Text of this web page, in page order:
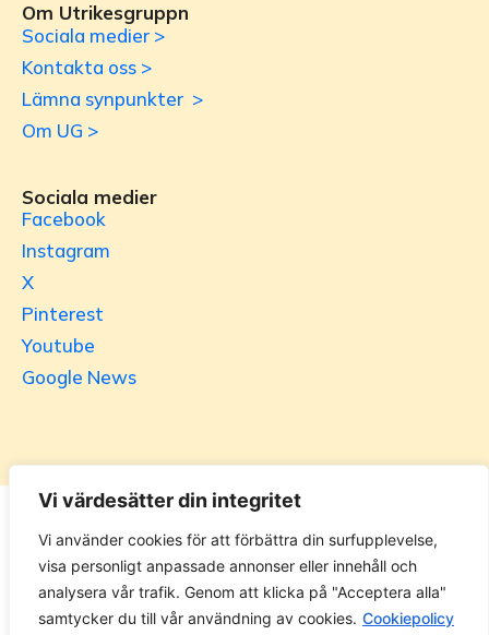
Vi värdesätter din integritet
Vi använder cookies för att förbättra din surfupplevelse,
visa personligt anpassade annonser eller innehåll och
analysera vår trafik. Genom att klicka på "Acceptera alla"
samtycker du till vår användning av cookies. Cookiepolicy
Om Utrikesgruppn
Sociala medier >
Kontakta oss >
Lämna synpunkter >
Om UG >
Sociala medier
Facebook
Instagram
X
Pinterest
Youtube
Google News
Utrikesgruppen
UG.se – representeras helt i privat regi av Svenska
Utrikesgruppen AB. Materialet på webbplatsen får ej
kopieras utan tillåtelse. Alla priser anges ink. moms. 14